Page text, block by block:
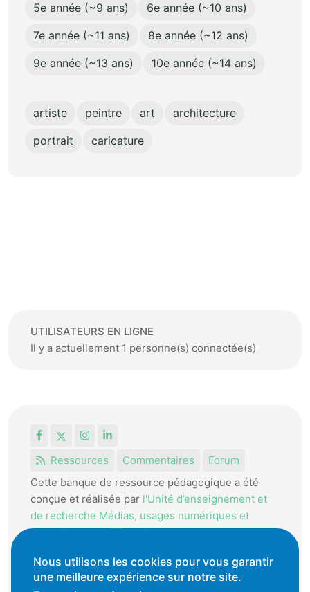
5e année (~9 ans)
6e année (~10 ans)
7e année (~11 ans)
8e année (~12 ans)
9e année (~13 ans)
10e année (~14 ans)
artiste peintre art
architecture
portrait
caricature
UTILISATEURS EN LIGNE
Il y a actuellement 1 personne(s) connectée(s)
FacebookInstagram
LinkedIn
Ressources
Commentaires
Forum
Cette banque de ressource pédagogique a été
conçue et réalisée par l'Unité d’enseignement et
de recherche Médias, usages numériques et
didactique de l’Informatique.
La HEP-VD met cet outil à disposition des
enseignantes et enseignants vaudois pour
Nous utilisons les cookies pour vous garantir
une meilleure expérience sur notre site.